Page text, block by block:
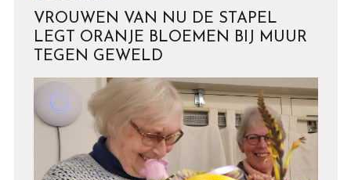
VROUWEN VAN NU DE STAPEL
LEGT ORANJE BLOEMEN BIJ MUUR
TEGEN GEWELD